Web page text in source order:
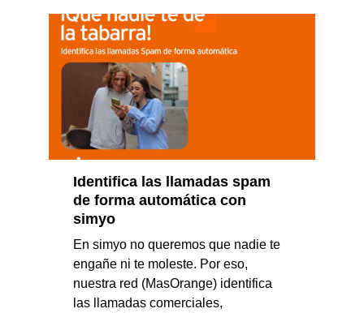
Identifica las llamadas spam
de forma automática con
simyo
En simyo no queremos que nadie te
engañe ni te moleste. Por eso,
nuestra red (MasOrange) identifica
las llamadas comerciales,